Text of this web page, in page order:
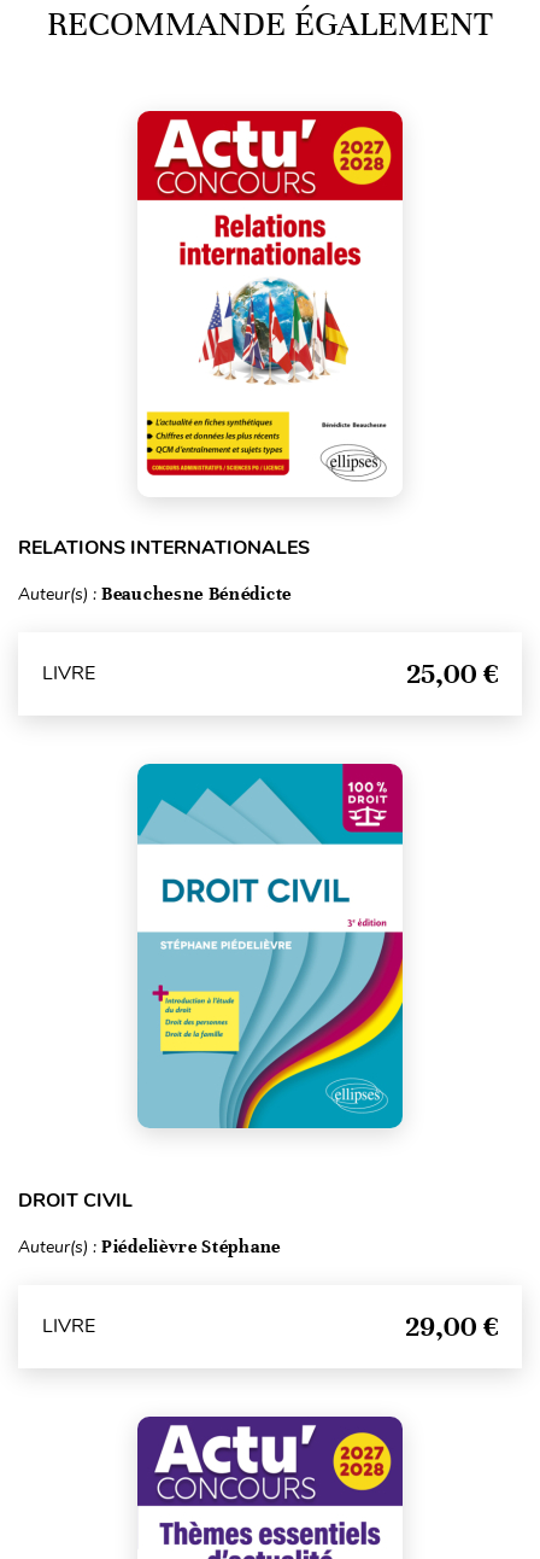
RECOMMANDE ÉGALEMENT
RELATIONS INTERNATIONALES
Auteur(s) : Beauchesne Bénédicte
LIVRE 25,00 €
DROIT CIVIL
Auteur(s) : Piédelièvre Stéphane
LIVRE 29,00 €